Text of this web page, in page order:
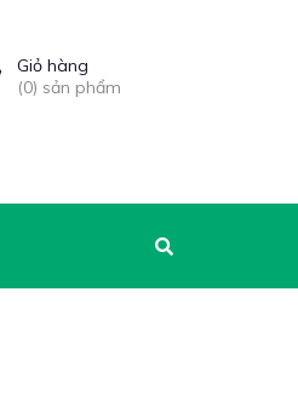
Giỏ hàng
(0) sản phẩm